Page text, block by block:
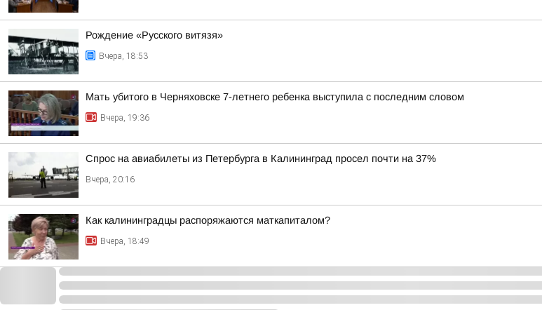
Рождение «Русского витязя»
Вчера, 18:53
Мать убитого в Черняховске 7-летнего ребенка выступила с последним словом
Вчера, 19:36
Спрос на авиабилеты из Петербурга в Калининград просел почти на 37%
Вчера, 20:16
Как калининградцы распоряжаются маткапиталом?
Вчера, 18:49